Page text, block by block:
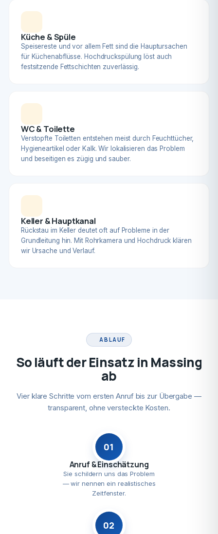
Küche & Spüle
Speisereste und vor allem Fett sind die Hauptursachen
für Küchenabflüsse. Hochdruckspülung löst auch
festsitzende Fettschichten zuverlässig.
WC & Toilette
Verstopfte Toiletten entstehen meist durch Feuchttücher,
Hygieneartikel oder Kalk. Wir lokalisieren das Problem
und beseitigen es zügig und sauber.
Keller & Hauptkanal
Rückstau im Keller deutet oft auf Probleme in der
Grundleitung hin. Mit Rohrkamera und Hochdruck klären
wir Ursache und Verlauf.
ABLAUF
So läuft der Einsatz in Massing
ab
Vier klare Schritte vom ersten Anruf bis zur Übergabe —
transparent, ohne versteckte Kosten.
01
Anruf & Einschätzung
Sie schildern uns das Problem
— wir nennen ein realistisches
Zeitfenster.
02